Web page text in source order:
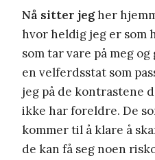
Nå sitter jegher
hvor heldig jeg er som
som tar vare på meg
en velferdsstat som
jeg på de kontrastene
ikke har foreldre. De
kommer til å klare å
de kan få seg noen